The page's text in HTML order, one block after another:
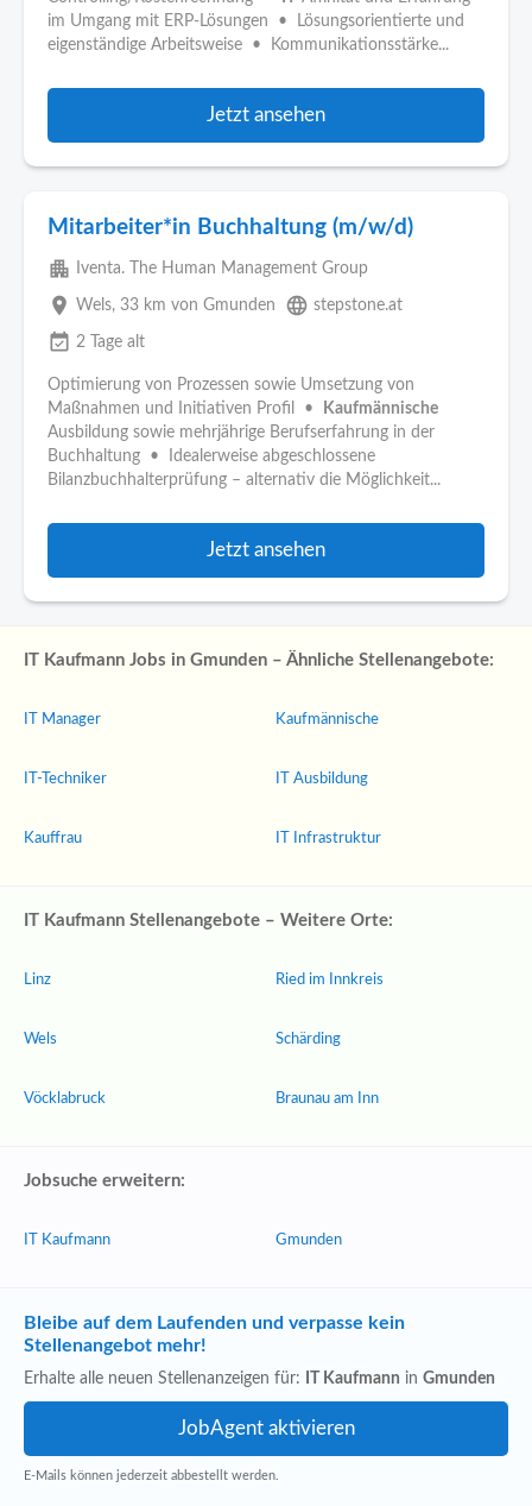
im Umgang mit ERP-Lösungen • Lösungsorientierte und
eigenständige Arbeitsweise • Kommunikationsstärke...
Jetzt ansehen
Mitarbeiter*in Buchhaltung (m/w/d)
apartment Iventa. The Human Management Group
place Wels, 33 km von Gmunden language stepstone.at
event_available 2 Tage alt
Optimierung von Prozessen sowie Umsetzung von
Maßnahmen und Initiativen Profil •
Kaufmännische
Ausbildung sowie mehrjährige Berufserfahrung in der
Buchhaltung • Idealerweise abgeschlossene
Bilanzbuchhalterprüfung – alternativ die Möglichkeit...
Jetzt ansehen
IT Kaufmann Jobs in Gmunden – Ähnliche Stellenangebote:
IT Manager
IT-Techniker
Kauffrau
Kaufmännische
IT Ausbildung
IT Infrastruktur
IT Kaufmann Stellenangebote – Weitere Orte:
Linz
Wels
Vöcklabruck
Ried im Innkreis
Schärding
Braunau am Inn
Jobsuche erweitern:
IT Kaufmann Gmunden
Bleibe auf dem Laufenden und verpasse kein
Stellenangebot mehr!
Erhalte alle neuen Stellenanzeigen für: IT Kaufmann in Gmunden
E-Mails können jederzeit abbestellt werden.